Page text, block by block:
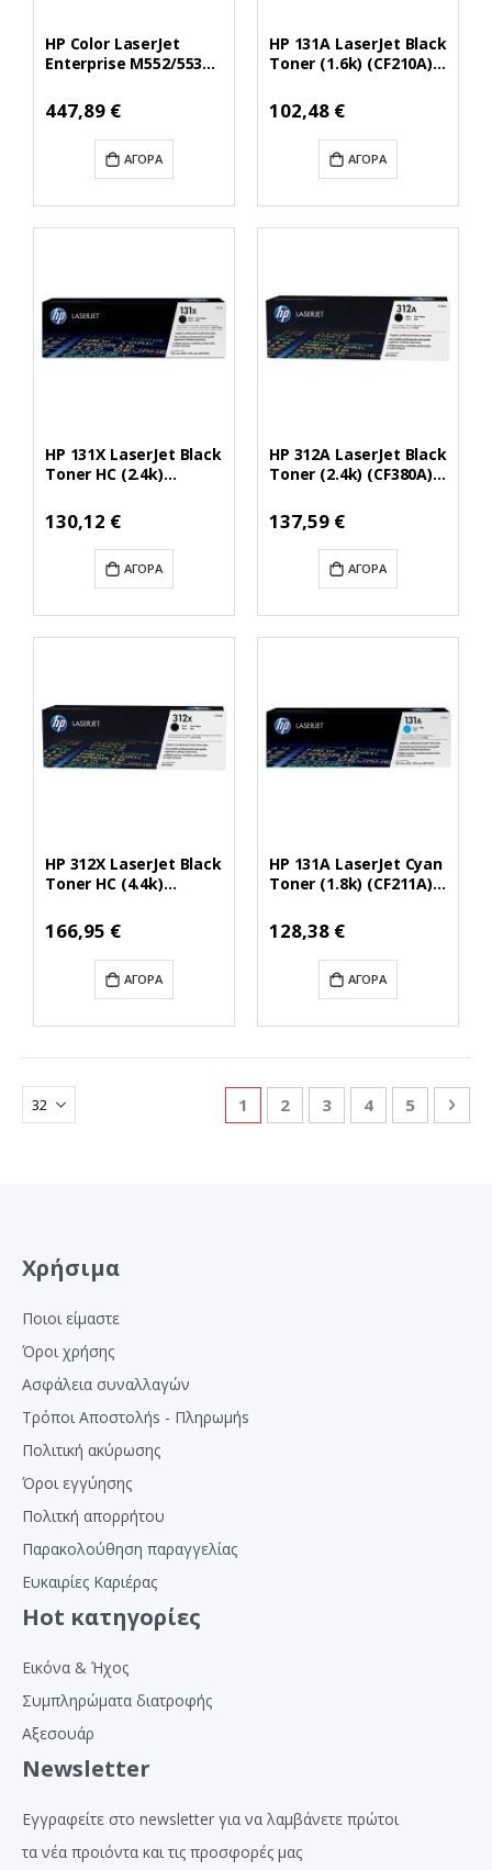
HP Color LaserJet
Enterprise M552/553
(CF363X) (HPCF363X)
Ειδική
Τιμή
447,89 €
ΑΓΟΡΆ
HP 131A LaserJet Black
Toner (1.6k) (CF210A)
Ειδική
Τιμή
102,48 €
ΑΓΟΡΆ
HP 131X LaserJet Black
Toner HC (2.4k)
Ειδική
Τιμή
130,12 €
ΑΓΟΡΆ
HP 312A LaserJet Black
Toner (2.4k) (CF380A)
Ειδική
Τιμή
137,59 €
ΑΓΟΡΆ
HP 312X LaserJet Black
Toner HC (4.4k)
Ειδική
Τιμή
166,95 €
ΑΓΟΡΆ
HP 131A LaserJet Cyan
Toner (1.8k) (CF211A)
Ειδική
Τιμή
128,38 €
ΑΓΟΡΆ
Σελίδα
Διαβάζετε αυτή τη στιγμή τη
1 Σελίδα
2 Σελίδα
3 Σελίδα
4 Σελίδα
5
Χρήσιμα
Ποιοι είμαστε
Όροι χρήσης
Ασφάλεια συναλλαγών
Τρόποι Αποστολήs - Πληρωμήs
Πολιτική ακύρωσης
Όροι εγγύησης
Πολιτκή απορρήτου
Παρακολούθηση παραγγελίας
Ευκαιρίες Καριέρας
Hot κατηγορίες
Εικόνα & Ήχος
Συμπληρώματα διατροφής
Αξεσουάρ
Newsletter
Εγγραφείτε στο newsletter για να λαμβάνετε πρώτοι
τα νέα προιόντα και τις προσφορές μας